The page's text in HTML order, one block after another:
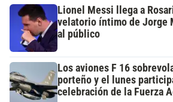
Lionel Messi llega a
velatorio íntimo de Jorge
al público
Los aviones F 16
porteño y el lunes
celebración de la Fuerza